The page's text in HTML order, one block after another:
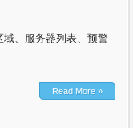
、服务器列表、预警
Read More »